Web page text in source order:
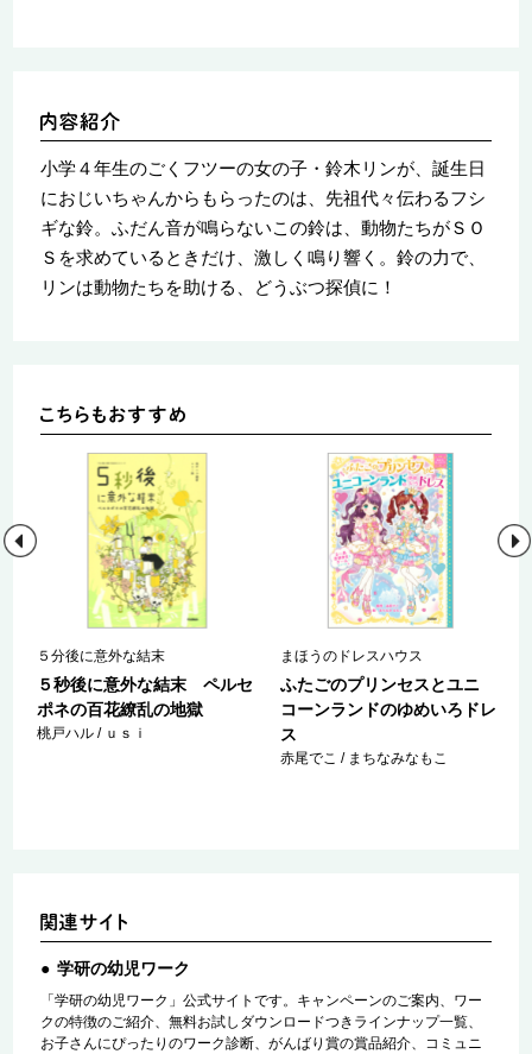
小学４年生のごくフツーの女の子・鈴木リンが、誕生日
におじいちゃんからもらったのは、先祖代々伝わるフシ
ギな鈴。ふだん音が鳴らないこの鈴は、動物たちがＳＯ
Ｓを求めているときだけ、激しく鳴り響く。鈴の力で、
リンは動物たちを助ける、どうぶつ探偵に！
５分後に意外な結末
５秒後に意外な結末 ペルセ
ポネの百花繚乱の地獄
桃戸ハル / ｕｓｉ
まほうのドレスハウス
ふたごのプリンセスとユニ
コーンランドのゆめいろドレ
ス
赤尾でこ / まちなみなもこ
学研の幼児ワーク
「学研の幼児ワーク」公式サイトです。キャンペーンのご案内、ワー
クの特徴のご紹介、無料お試しダウンロードつきラインナップ一覧、
お子さんにぴったりのワーク診断、がんばり賞の賞品紹介、コミュニ